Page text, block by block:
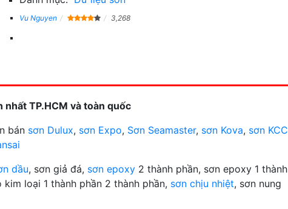
Vu Nguyen 3,268
TP.HCM và toàn quốc
bán sơn Dulux, sơn Expo, Sơn Seamaster, sơn Kova, sơn KCC
dầu, sơn giả đá, sơn epoxy 2 thành phần, sơn epoxy 1 thành
kim loại 1 thành phần 2 thành phần, sơn chịu nhiệt, sơn nung